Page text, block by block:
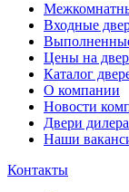
Входные
Цены на
Каталог
О компании
Новости
Двери
Наши
Контакты